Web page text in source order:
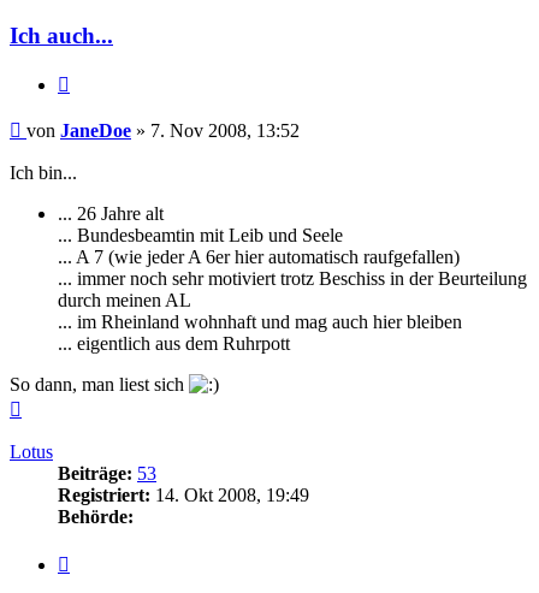
Ich auch...
Beitrag
von JaneDoe » 7. Nov 2008, 13:52
Ich bin...
... 26 Jahre alt
... Bundesbeamtin mit Leib und Seele
... A 7 (wie jeder A 6er hier automatisch raufgefallen)
... immer noch sehr motiviert trotz Beschiss in der Beurteilung
durch meinen AL
... im Rheinland wohnhaft und mag auch hier bleiben
... eigentlich aus dem Ruhrpott
So dann, man liest sich
Lotus
Beiträge: 53
Registriert: 14. Okt 2008, 19:49
Behörde: